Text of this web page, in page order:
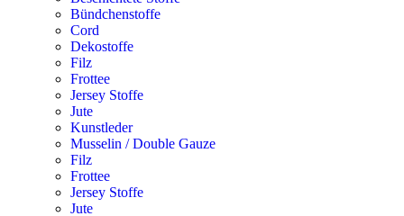
Bündchenstoffe
Cord
Dekostoffe
Filz
Frottee
Jersey Stoffe
Jute
Kunstleder
Musselin / Double Gauze
Filz
Frottee
Jersey Stoffe
Jute